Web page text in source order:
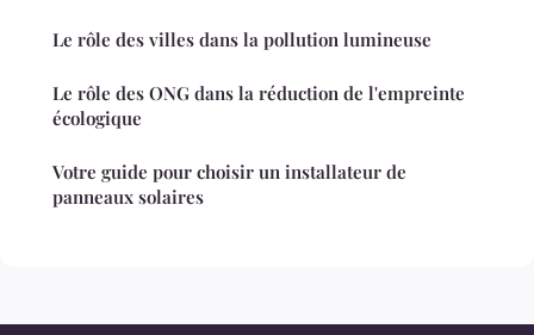
Le rôle des villes dans la pollution lumineuse
Le rôle des ONG dans la réduction de l'empreinte
écologique
Votre guide pour choisir un installateur de
panneaux solaires